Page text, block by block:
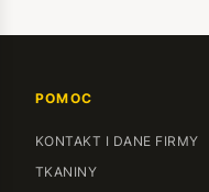
POMOC
KONTAKT I DANE FIRMY
TKANINY